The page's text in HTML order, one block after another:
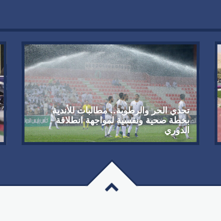
تحدي الحر والرطوبة.. مطالبات للأندية
بخطة صحية ونفسية لمواجهة انطلاقة
الدوري